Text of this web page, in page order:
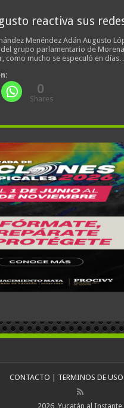
reactiva sus
Menéndez Adán Augusto
grupo parlamentario de Morena
como mucho se especuló en
0
Shares
CONTACTO TERMINOS DE USO
2026, Yucatán al Instante